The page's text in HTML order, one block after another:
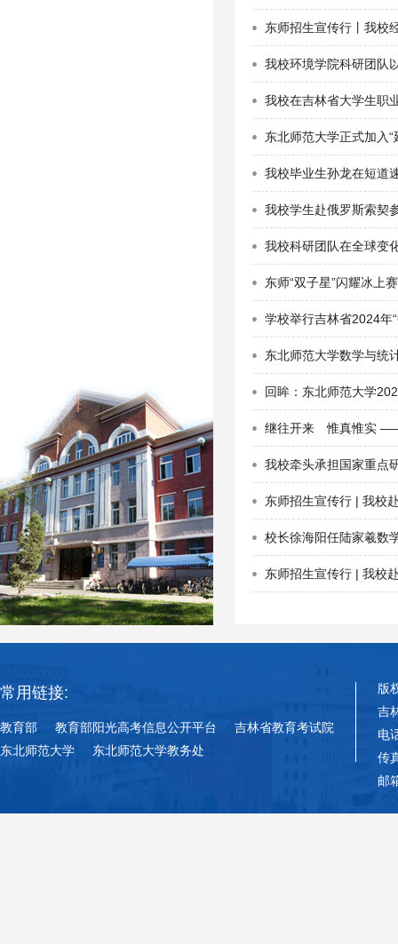
东师招生宣传行丨我校
我校环境学院科研团队
我校在吉林省大学生职
东北师范大学正式加入
我校毕业生孙龙在短道
我校学生赴俄罗斯索契
我校科研团队在全球变
东师“双子星”闪耀冰上
学校举行吉林省2024年
东北师范大学数学与统
回眸：东北师范大学
继往开来 惟真惟实
我校牵头承担国家重点
东师招生宣传行 | 我校
校长徐海阳任陆家羲数
东师招生宣传行 | 我校
常用链接:
教育部 教育部阳光高考信息公开平台
吉林省教育考试院
东北师范大学
东北师范大学教务处
版
吉
电
传
邮